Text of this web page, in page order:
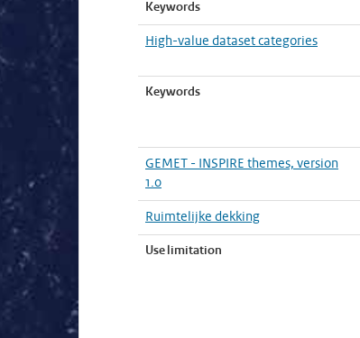
Keywords
High-value dataset categories
Keywords
GEMET - INSPIRE themes, version
1.0
Ruimtelijke dekking
Use limitation